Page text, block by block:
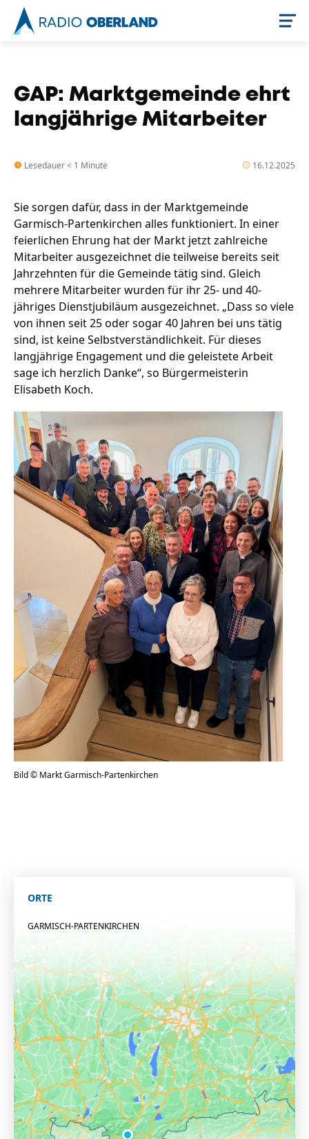
Newsreader
Stellenangebote
Unternehmen
Das geheime Geräusch
Wandern
Fotobox
Amphibienschutz
Team
Programm
Service
Nachgehört
Zeit fürs Oberland
Handwerker
GAP: Marktgemeinde ehrt
langjährige Mitarbeiter
Lesedauer < 1 Minute 16.12.2025
Sie sorgen dafür, dass in der Marktgemeinde
Garmisch-Partenkirchen alles funktioniert. In einer
feierlichen Ehrung hat der Markt jetzt zahlreiche
Mitarbeiter ausgezeichnet die teilweise bereits seit
Jahrzehnten für die Gemeinde tätig sind. Gleich
mehrere Mitarbeiter wurden für ihr 25- und 40-
jähriges Dienstjubiläum ausgezeichnet. „Dass so viele
von ihnen seit 25 oder sogar 40 Jahren bei uns tätig
sind, ist keine Selbstverständlichkeit. Für dieses
langjährige Engagement und die geleistete Arbeit
sage ich herzlich Danke“, so Bürgermeisterin
Elisabeth Koch.
Bild © Markt Garmisch-Partenkirchen
ORTE
GARMISCH-PARTENKIRCHEN